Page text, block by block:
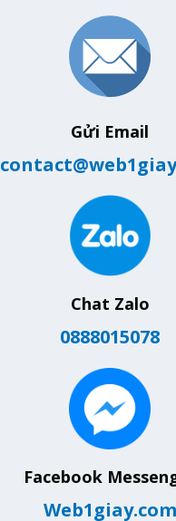
Gửi Email
Chat Zalo
0888015078
Facebook
Web1giay.com